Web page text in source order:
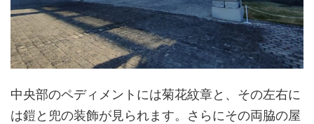
中央部のペディメントには菊花紋章と、その左右に
は鎧と兜の装飾が見られます。さらにその両脇の屋